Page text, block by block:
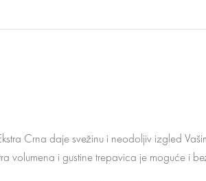
Crna daje svežinu i neodoljiv izgled
volumena i gustine trepavica je moguće i